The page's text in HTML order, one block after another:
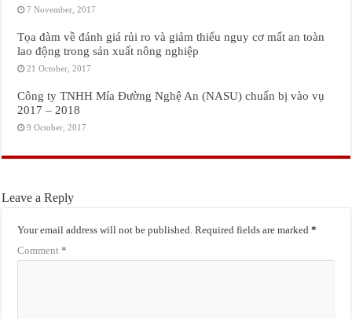
7 November, 2017
Tọa đàm về đánh giá rủi ro và giảm thiểu nguy cơ mất an toàn
lao động trong sản xuất nông nghiệp
21 October, 2017
Công ty TNHH Mía Đường Nghệ An (NASU) chuẩn bị vào vụ
2017 – 2018
9 October, 2017
Leave a Reply
Your email address will not be published. Required fields are marked*
Comment*